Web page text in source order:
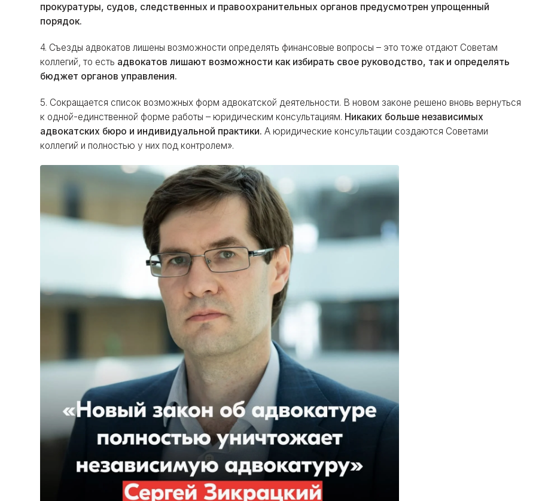
прокуратуры, судов, следственных и правоохранительных органов предусмотрен упрощенный
порядок.
4. Съезды адвокатов лишены возможности определять финансовые вопросы – это тоже отдают Советам
коллегий, то есть адвокатов лишают возможности как избирать свое руководство, так и определять
бюджет органов управления.
5. Сокращается список возможных форм адвокатской деятельности. В новом законе решено вновь вернуться
к одной-единственной форме работы – юридическим консультациям. Никаких больше независимых
адвокатских бюро и индивидуальной практики.А юридические консультации создаются Советами
коллегий и полностью у них под контролем».